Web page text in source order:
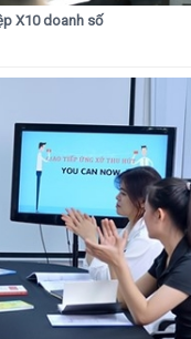
X10 doanh số